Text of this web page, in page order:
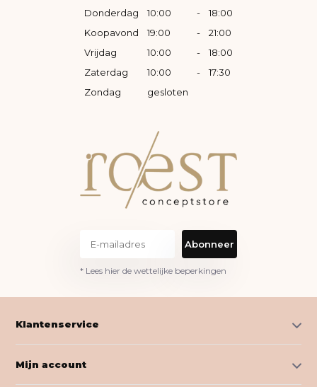
Donderdag
10:00 -
18:00
Koopavond
19:00 -
21:00
Vrijdag
10:00 -
18:00
Zaterdag
10:00 -
17:30
Zondag
gesloten
Abonneer
* Lees hier de wettelijke beperkingen
Klantenservice
Mijn account